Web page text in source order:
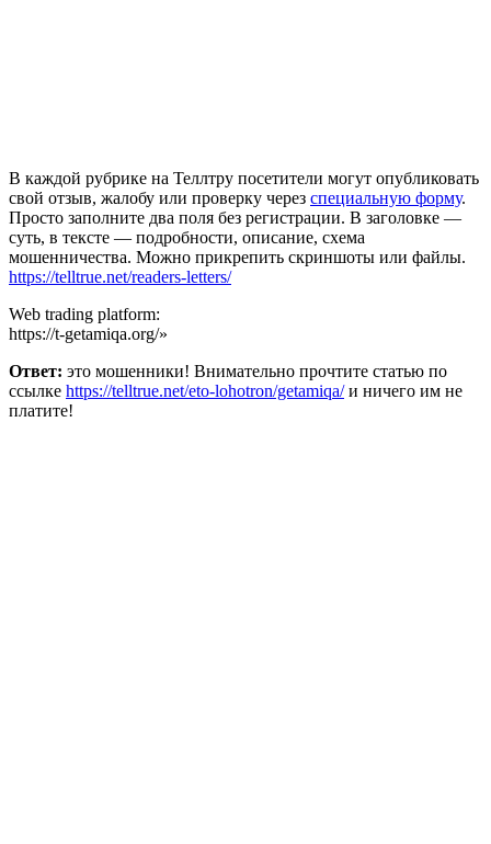
В каждой рубрике на Теллтру посетители могут опубликовать
свой отзыв, жалобу или проверку через специальную форму.
Просто заполните два поля без регистрации. В заголовке —
суть, в тексте — подробности, описание, схема
мошенничества. Можно прикрепить скриншоты или файлы.
https://telltrue.net/readers-letters/
Web trading platform:
https://t-getamiqa.org/»
Ответ: это мошенники! Внимательно прочтите статью по
ссылке https://telltrue.net/eto-lohotron/getamiqa/и ничего им не
платите!